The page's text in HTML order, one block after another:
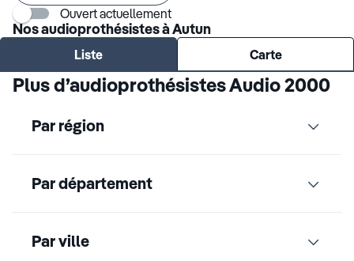
Ouvert actuellement
Nos audioprothésistes à Autun
Liste Carte
Plus d’audioprothésistes Audio 2000
Par région
Par département
Par ville